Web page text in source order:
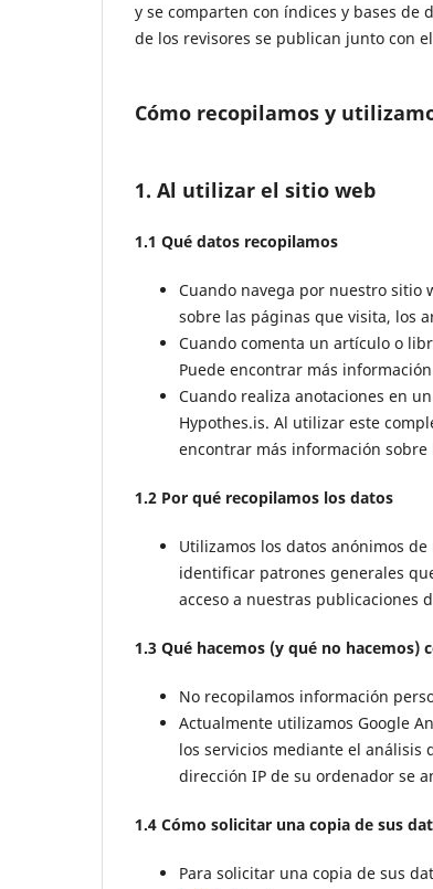
y se comparten con índices y bases de
de los revisores se publican junto con
Cómo recopilamos y
1. Al utilizar el sitio web
1.1 Qué datos recopilamos
Cuando navega por nuestro sitio
sobre las páginas que visita, los
Cuando comenta un artículo o
Puede encontrar más
Cuando realiza anotaciones en
Hypothes.is. Al utilizar este
encontrar más información
1.2 Por qué recopilamos los datos
Utilizamos los datos anónimos
identificar patrones generales
acceso a nuestras publicaciones
1.3 Qué hacemos (y qué no hacemos)
No recopilamos información
Actualmente utilizamos Google
los servicios mediante el análisis
dirección IP de su ordenador se
1.4 Cómo solicitar una copia de sus
Para solicitar una copia de sus